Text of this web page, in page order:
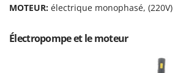
Perches Élagueuses
Piscines
Planteuses de pommes de
G
MOTEUR: électrique monophasé, (220V)
Électropompe et le moteur